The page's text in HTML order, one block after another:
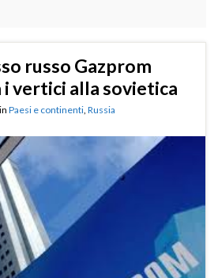
russo Gazprom
i vertici alla sovietica
in Paesi e continenti Russia